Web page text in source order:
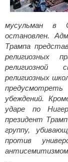
мусульман в
остановлен.
Трампа
религиозных
религиозной
религиозных
убеждений.
ударе по
президент
группу,
против